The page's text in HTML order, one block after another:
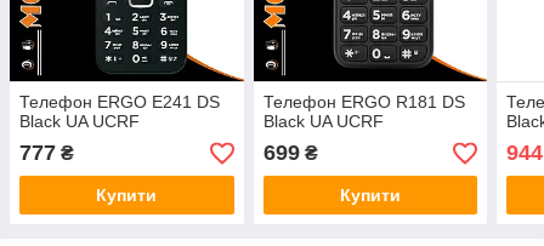
Телефон ERGO E241 DS
Black UA UCRF
777 ₴
Купити
Телефон ERGO R181 DS
Black UA UCRF
699₴
Купити
944